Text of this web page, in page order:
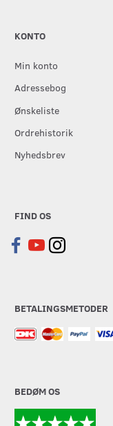
KONTO
Min konto
Adressebog
Ønskeliste
Ordrehistorik
Nyhedsbrev
FIND OS
BETALINGSMETODER
BEDØM OS